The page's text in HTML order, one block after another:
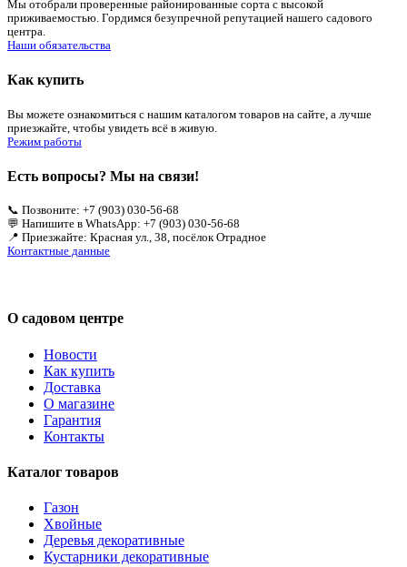
Мы отобрали проверенные районированные сорта с высокой
приживаемостью. Гордимся безупречной репутацией нашего садового
центра.
Наши обязательства
Как купить
Вы можете ознакомиться с нашим каталогом товаров на сайте, а лучше
приезжайте, чтобы увидеть всё в живую.
Режим работы
Есть вопросы? Мы на связи!
📞 Позвоните: +7 (903) 030-56-68
💬 Напишите в WhatsApp: +7 (903) 030-56-68
📍 Приезжайте: Красная ул., 38, посёлок Отрадное
Контактные данные
О садовом центре
Новости
Как купить
Доставка
О магазине
Гарантия
Контакты
Каталог товаров
Газон
Хвойные
Деревья декоративные
Кустарники декоративные